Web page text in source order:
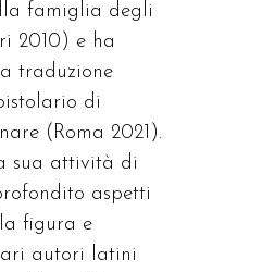
famiglia degli
2010) e ha
traduzione
di
(Roma 2021).
sua attività di
aspetti
figura e
autori latini